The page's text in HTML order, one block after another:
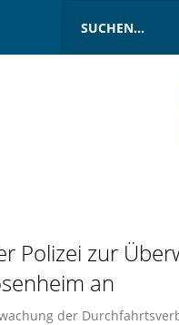
Polizei zur
an
der